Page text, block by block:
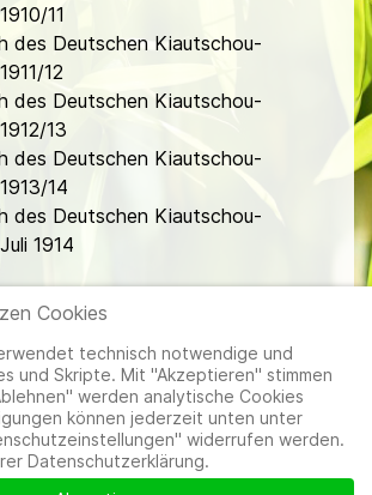
11
des Deutschen Kiautschou-
12
des Deutschen Kiautschou-
13
des Deutschen Kiautschou-
14
des Deutschen Kiautschou-
1914
|Datenschutzerklärung|Cookie-
Cookies
technisch notwendige und
und Skripte. Mit "Akzeptieren" stimmen
werden analytische Cookies
können jederzeit unten unter
widerrufen werden.
Datenschutzerklärung.